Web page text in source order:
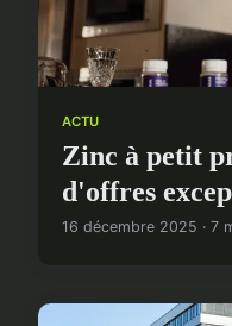
ACTU
Zinc à petit
d'offres
16 décembre 2025 · 7